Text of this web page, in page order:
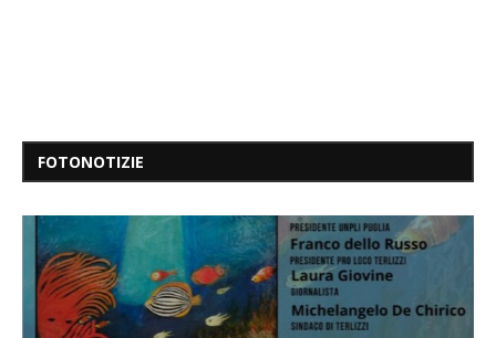
FOTONOTIZIE